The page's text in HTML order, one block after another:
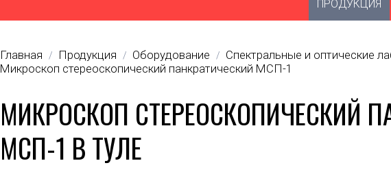
ПРОДУКЦИЯ
Главная / Продукция / Оборудование / Спектральные и оптические
Микроскоп стереоскопический панкратический МСП-1
МИКРОСКОП СТЕРЕОСКОПИЧЕСКИЙ
МСП-1 В ТУЛЕ